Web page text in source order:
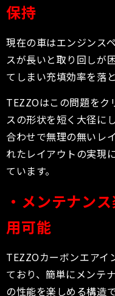
保持
現在の車はエンジンス
スが長いと取り回しが
てしまい充填効率を落と
TEZZOはこの問題をク
スの形状を短く大径に
合わせで無理の無いレ
れたレイアウトの実現
ています。
・メンテナン
用可能
TEZZOカーボンエアイ
ており、簡単にメンテ
の性能を楽しめる構造